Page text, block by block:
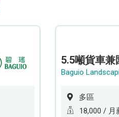
Baguio
多區
18,000 / 月